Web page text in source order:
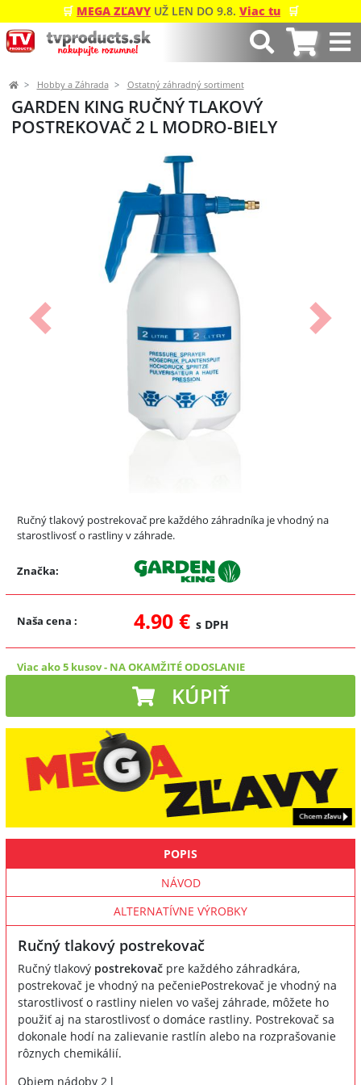
🛒 MEGA ZĽAVY UŽ LEN DO 9.8. Viac tu 🛒
Hobby a Záhrada Ostatný záhradný sortiment
GARDEN KING RUČNÝ TLAKOVÝ
POSTREKOVAČ 2 L MODRO-BIELY
Predchádzajúci Ďalší
Ručný tlakový postrekovač pre každého záhradníka je vhodný na
starostlivosť o rastliny v záhrade.
Značka:
Naša cena : 4.90 € s DPH
Viac ako 5 kusov- NA OKAMŽITÉ ODOSLANIE
KÚPIŤ
POPIS
NÁVOD
ALTERNATÍVNE VÝROBKY
Ručný tlakový postrekovač
Ručný tlakový postrekovač pre každého záhradkára,
postrekovač je vhodný na pečeniePostrekovač je vhodný na
starostlivosť o rastliny nielen vo vašej záhrade, môžete ho
použiť aj na starostlivosť o domáce rastliny. Postrekovač sa
dokonale hodí na zalievanie rastlín alebo na rozprašovanie
rôznych chemikálií.
Objem nádoby 2 l